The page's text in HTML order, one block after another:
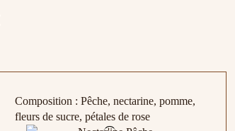
Composition : Pêche, nectarine, pomme,
fleurs de sucre, pétales de rose